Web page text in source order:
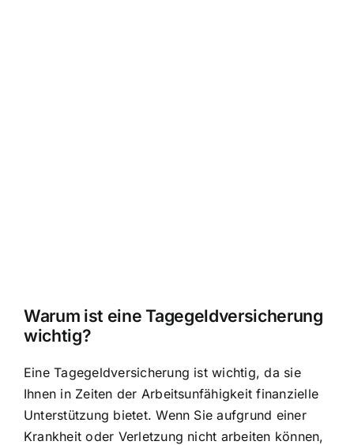
Warum ist eine Tagegeldversicherung
wichtig?
Eine Tagegeldversicherung ist wichtig, da sie
Ihnen in Zeiten der Arbeitsunfähigkeit finanzielle
Unterstützung bietet. Wenn Sie aufgrund einer
Krankheit oder Verletzung nicht arbeiten können,